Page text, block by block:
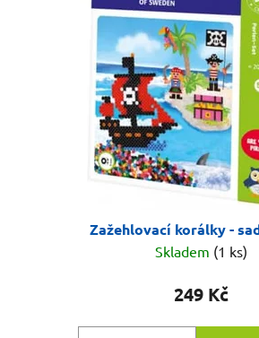
Zažehlovací korálky -
Skladem (1 ks)
249 Kč